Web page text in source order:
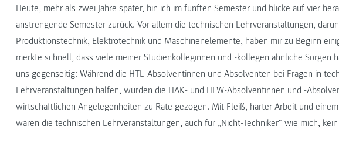
Heute, mehr als zwei Jahre später, bin ich im fünften Semester und blicke auf vier
anstrengende Semester zurück. Vor allem die technischen Lehrveranstaltungen,
Produktionstechnik, Elektrotechnik und Maschinenelemente, haben mir zu Beginn
merkte schnell, dass viele meiner Studienkolleginnen und -kollegen ähnliche Sorgen
uns gegenseitig: Während die HTL-Absolventinnen und Absolventen bei Fragen in
Lehrveranstaltungen halfen, wurden die HAK- und HLW-Absolventinnen und -
wirtschaftlichen Angelegenheiten zu Rate gezogen. Mit Fleiß, harter Arbeit und
waren die technischen Lehrveranstaltungen, auch für „Nicht-Techniker“ wie mich,